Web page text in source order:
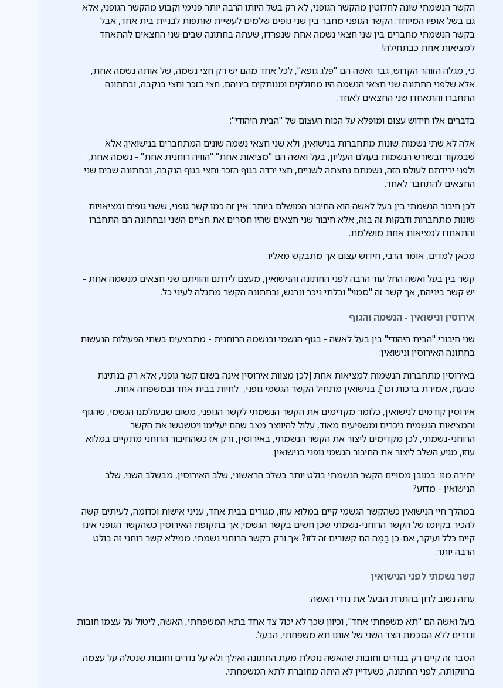
הקשר הנשמתי שונה לחלוטין מהקשר הגופני, לא רק בשל היותו הרבה יותר פנימי וקבוע מהקשר הגופני, אלא
גם בשל אופיו המיוחד: הקשר הגופני מחבר בין שני גופים שלמים לעשיית שותפות לבניית בית אחד, אבל
בקשר הנשמתי מחברים בין שני חצאי נשמה אחת שנפרדו, שעתה בחתונה שבים שני החצאים להתאחד
למציאות אחת כבתחילה!
כי, מגלה הזוהר הקדוש, גבר ואשה הם "פלג גופא", לכל אחד מהם יש רק חצי נשמה, של אותה נשמה אחת,
אלא שלפני החתונה שני חצאי הנשמה היו מחולקים ומנותקים ביניהם, חצי בזכר וחצי בנקבה, ובחתונה
התחברו והתאחדו שני החצאים לאחד.
בדברים אלו חידוש עצום ומופלא על הכוח העצום של "הבית היהודי":
אלה לא שתי נשמות שונות מתחברות בנישואין, ולא שני חצאי נשמה שונים המתחברים בנישואין; אלא
שבמקור ובשורש הנשמות בעולם העליון, בעל ואשה הם "מציאות אחת" "הוויה רוחנית אחת" - נשמה אחת,
ולפני ירידתם לעולם הזה, נשמתם נחצתה לשניים, חצי ירדה בגוף הזכר וחצי בגוף הנקבה, ובחתונה שבים שני
החצאים להתחבר לאחד.
לכן חיבור הנשמתי בין בעל לאשה הוא החיבור המושלם ביותר: אין זה כמו קשר גופני, ששני גופים ומציאויות
שונות מתחברות ודבקות זה בזה, אלא חיבור שני חצאים שהיו חסרים את חציים השני ובחתונה הם התחברו
והתאחדו למציאות אחת מושלמת.
מכאן למדים, אומר הרבי, חידוש עצום אך מתבקש מאליו:
קשר בין בעל ואשה החל עוד הרבה לפני החתונה והנישואין, מעצם לידתם והוויתם שני חצאים מנשמה אחת -
יש קשר ביניהם, אך קשר זה "סמוי" ובלתי ניכר ונרגש, ובחתונה הקשר מתגלה לעיני כל.
אירוסין ונישואין - הנשמה והגוף
שני חיבורי "הבית היהודי" בין בעל לאשה - בגוף הגשמי ובנשמה הרוחנית - מתבצעים בשתי הפעולות הנעשות
בחתונה האירוסין ונישואין:
באירוסין מתחברות הנשמות למציאות אחת [לכן מצוות אירוסין אינה בשום קשר גופני, אלא רק בנתינת
טבעת, אמירת ברכות וכו']. בנישואין מתחיל הקשר הגשמי גופני, לחיות בבית אחד ובמשפחה אחת.
אירוסין קודמים לנישואין, כלומר מקדימים את הקשר הנשמתי לקשר הגופני, משום שבעולמנו הגשמי, שהגוף
והמציאות הגשמית ניכרים ומשפיעים מאוד, עלול להיווצר מצב שהם יעלימו ויטשטשו את הקשר
הרוחני-נשמתי, לכן מקדימים ליצור את הקשר הנשמתי, באירוסין, ורק אז כשהחיבור הרוחני מתקיים במלוא
עוזו, מגיע השלב ליצור את החיבור הגשמי גופני בנישואין.
יתירה מזו: במובן מסויים הקשר הנשמתי בולט יותר בשלב הראשוני, שלב האירוסין, מבשלב השני, שלב
הנישואין - מדוע?
במהלך חיי הנישואין כשהקשר הגשמי קיים במלוא עוזו, מגורים בבית אחד, עניני אישות וכדומה, לעיתים קשה
להכיר בקיומו של הקשר הרוחני-נשמתי שכן חשים בקשר הגשמי; אך בתקופת האירוסין כשהקשר הגופני אינו
קיים כלל ועיקר, אם-כן בַמֶה הם קשורים זה לזו? אך ורק בקשר הרוחני נשמתי. ממילא קשר רוחני זה בולט
הרבה יותר.
קשר נשמתי לפני הנישואין
עתה נשוב לדון בהתרת הבעל את נדרי האשה:
בעל ואשה הם "תא משפחתי אחד", וכיוון שכך לא יכול צד אחד בתא המשפחתי, האשה, ליטול על עצמו חובות
ונדרים ללא הסכמת הצד השני של אותו תא משפחתי, הבעל.
הסבר זה קיים רק בנדרים וחובות שהאשה נוטלת מעת החתונה ואילך ולא על נדרים וחובות שנטלה על עצמה
ברווקותה, לפני החתונה, כשעדיין לא היתה מחוברת לתא המשפחתי.